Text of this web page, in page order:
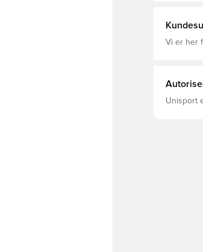
Vi er her
Unisport